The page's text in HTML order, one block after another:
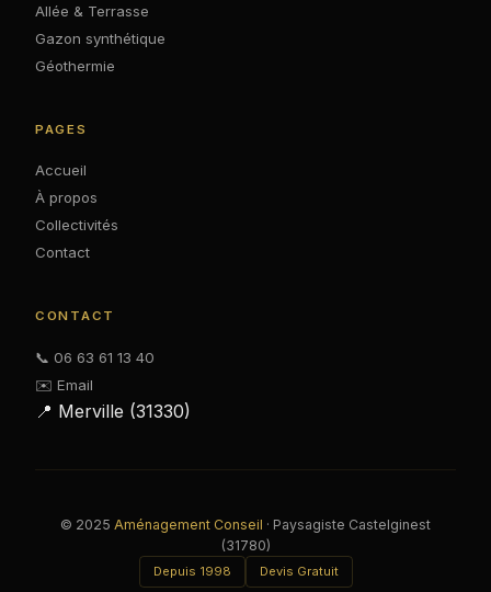
Allée & Terrasse
Gazon synthétique
Géothermie
PAGES
Accueil
À propos
Collectivités
Contact
CONTACT
📞 06 63 61 13 40
✉️ Email
📍 Merville (31330)
© 2025 Aménagement Conseil · Paysagiste Castelginest
(31780)
Depuis 1998 Devis Gratuit